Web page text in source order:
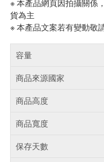
※ 本產品網頁因拍攝關係
貨為主
※ 本產品文案若有變動敬
容量
商品來源國家
商品高度
商品寬度
保存天數